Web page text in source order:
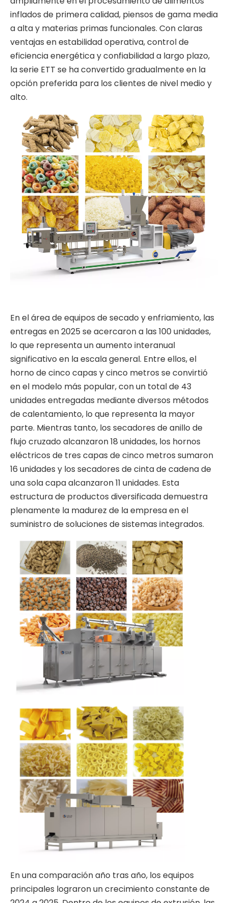
inflados de primera calidad, piensos de gama media
a alta y materias primas funcionales. Con claras
ventajas en estabilidad operativa, control de
eficiencia energética y confiabilidad a largo plazo,
la serie ETT se ha convertido gradualmente en la
opción preferida para los clientes de nivel medio y
alto.
En el área de equipos de secado y enfriamiento, las
entregas en 2025 se acercaron a las 100 unidades,
lo que representa un aumento interanual
significativo en la escala general. Entre ellos, el
horno de cinco capas y cinco metros se convirtió
en el modelo más popular, con un total de 43
unidades entregadas mediante diversos métodos
de calentamiento, lo que representa la mayor
parte. Mientras tanto, los secadores de anillo de
flujo cruzado alcanzaron 18 unidades, los hornos
eléctricos de tres capas de cinco metros sumaron
16 unidades y los secadores de cinta de cadena de
una sola capa alcanzaron 11 unidades. Esta
estructura de productos diversificada demuestra
plenamente la madurez de la empresa en el
suministro de soluciones de sistemas integrados.
En una comparación año tras año, los equipos
principales lograron un crecimiento constante de